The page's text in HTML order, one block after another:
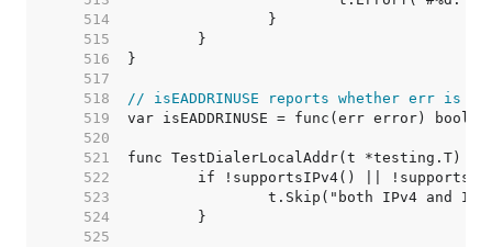
   514
   515
   516
   517
   518
// isEADDRINUSE reports whether err is
   519
   520
   521
   522
   523
   524
   525